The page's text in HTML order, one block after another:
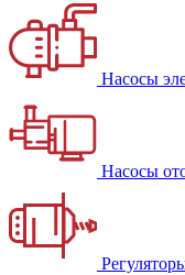
Насосы
Насосы